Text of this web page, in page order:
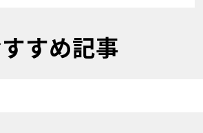
すめ記事